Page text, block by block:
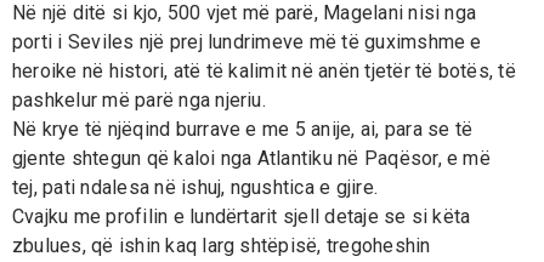
Në një ditë si kjo, 500 vjet më parë, Magelani nisi nga
porti i Seviles një prej lundrimeve më të guximshme e
heroike në histori, atë të kalimit në anën tjetër të botës, të
pashkelur më parë nga njeriu.
Në krye të njëqind burrave e me 5 anije, ai, para se të
gjente shtegun që kaloi nga Atlantiku në Paqësor, e më
tej, pati ndalesa në ishuj, ngushtica e gjire.
Cvajku me profilin e lundërtarit sjell detaje se si këta
zbulues, që ishin kaq larg shtëpisë, tregoheshin